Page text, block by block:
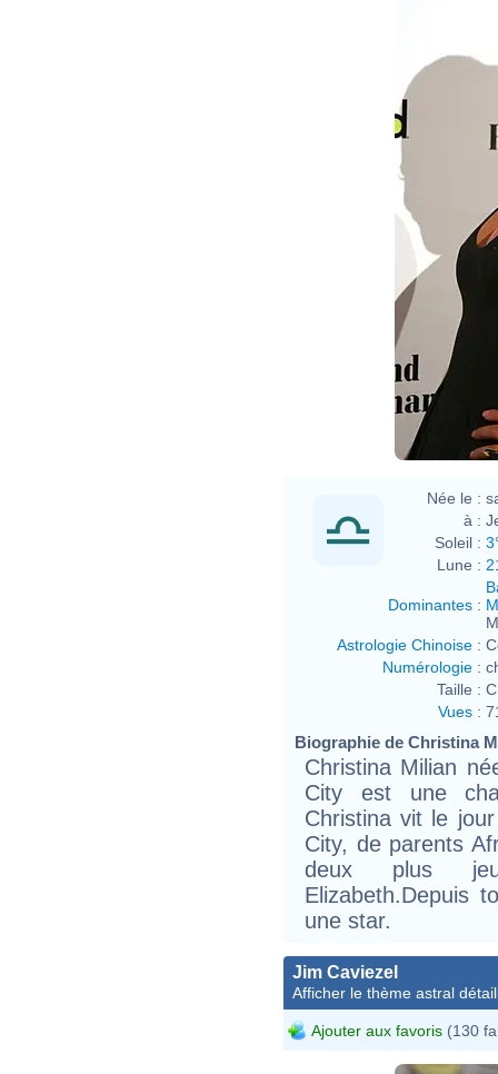
Née le :
à :
Soleil :
Lune :
Dominantes :
Astrologie Chinoise :
Numérologie :
Taille :
Vues :
Biographie de Christina
Christina Milian
City est une
Christina vit le
City, de parents
deux plus
Elizabeth.Depuis
une star.
Jim Caviezel
Afficher le thème astral
Ajouter aux favoris (130